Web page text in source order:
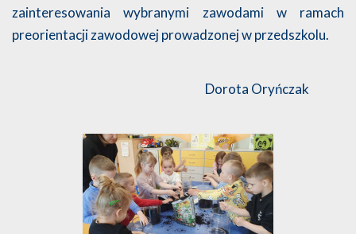
zainteresowania wybranymi zawodami w ramach
preorientacji zawodowej prowadzonej w przedszkolu.
Dorota Oryńczak